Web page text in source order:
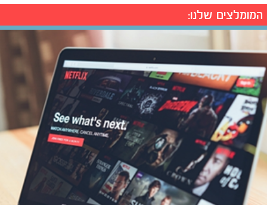
המומלצים שלנו: